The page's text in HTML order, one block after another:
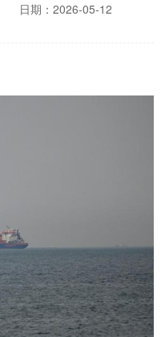
日期：2026-05-12